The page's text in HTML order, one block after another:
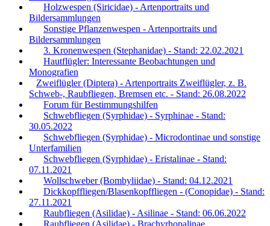
Holzwespen (Siricidae) - Artenportraits und
Bildersammlungen
Sonstige Pflanzenwespen - Artenportraits und
Bildersammlungen
3. Kronenwespen (Stephanidae) - Stand: 22.02.2021
Hautflügler: Interessante Beobachtungen und
Monografien
Zweiflügler (Diptera) - Artenportraits Zweiflügler, z. B.
Schweb-, Raubfliegen, Bremsen etc. - Stand: 26.08.2022
Forum für Bestimmungshilfen
Schwebfliegen (Syrphidae) - Syrphinae - Stand:
30.05.2022
Schwebfliegen (Syrphidae) - Microdontinae und sonstige
Unterfamilien
Schwebfliegen (Syrphidae) - Eristalinae - Stand:
07.11.2021
Wollschweber (Bombyliidae) - Stand: 04.12.2021
Dickkopffliegen/Blasenkopffliegen - (Conopidae) - Stand:
27.11.2021
Raubfliegen (Asilidae) - Asilinae - Stand: 06.06.2022
Raubfliegen (Asilidae) - Brachyrhopalinae